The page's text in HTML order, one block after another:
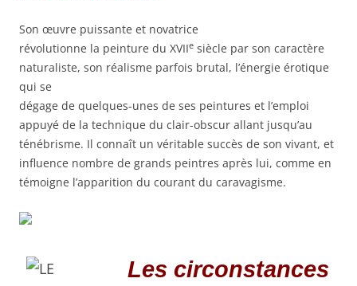
Son œuvre puissante et novatrice
révolutionne la peinture du XVIIe siècle par son caractère
naturaliste, son réalisme parfois brutal, l’énergie érotique
qui se
dégage de quelques-unes de ses peintures et l’emploi
appuyé de la technique du clair-obscur allant jusqu’au
ténébrisme. Il connaît un véritable succès de son vivant, et
influence nombre de grands peintres après lui, comme en
témoigne l’apparition du courant du caravagisme.
Les circonstances